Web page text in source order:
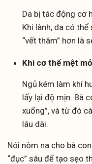
Da bị tác động cơ
Khi lành, da có
“vết thâm” hơn là
Khi cơ thể mệt
Ngủ kém làm khí
lấy lại độ mịn. Bà
xuống”, và từ đó
lâu dài.
Nói nôm na cho bà
“đục” sâu để tạo sẹo